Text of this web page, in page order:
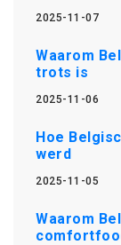
2025-11-07
Waarom
trots is
2025-11-06
Hoe
werd
2025-11-05
Waarom